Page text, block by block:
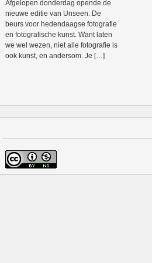
Afgelopen donderdag opende de
nieuwe editie van Unseen. De
beurs voor hedendaagse fotografie
en fotografische kunst. Want laten
we wel wezen, niet alle fotografie is
ook kunst, en andersom. Je […]